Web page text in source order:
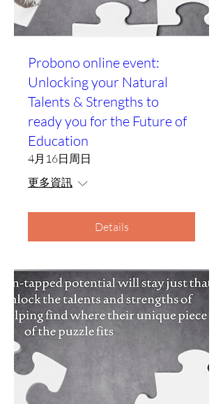
Probono online event:
Unlocking your Natural
Talents & Strengths to
ready you for the Future of
Education
4月16日周日
更多資訊
Details